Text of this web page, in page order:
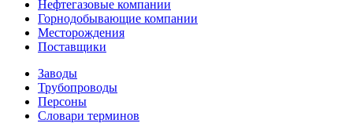
Нефтегазовые компании
Горнодобывающие компании
Месторождения
Поставщики
Заводы
Трубопроводы
Персоны
Словари терминов